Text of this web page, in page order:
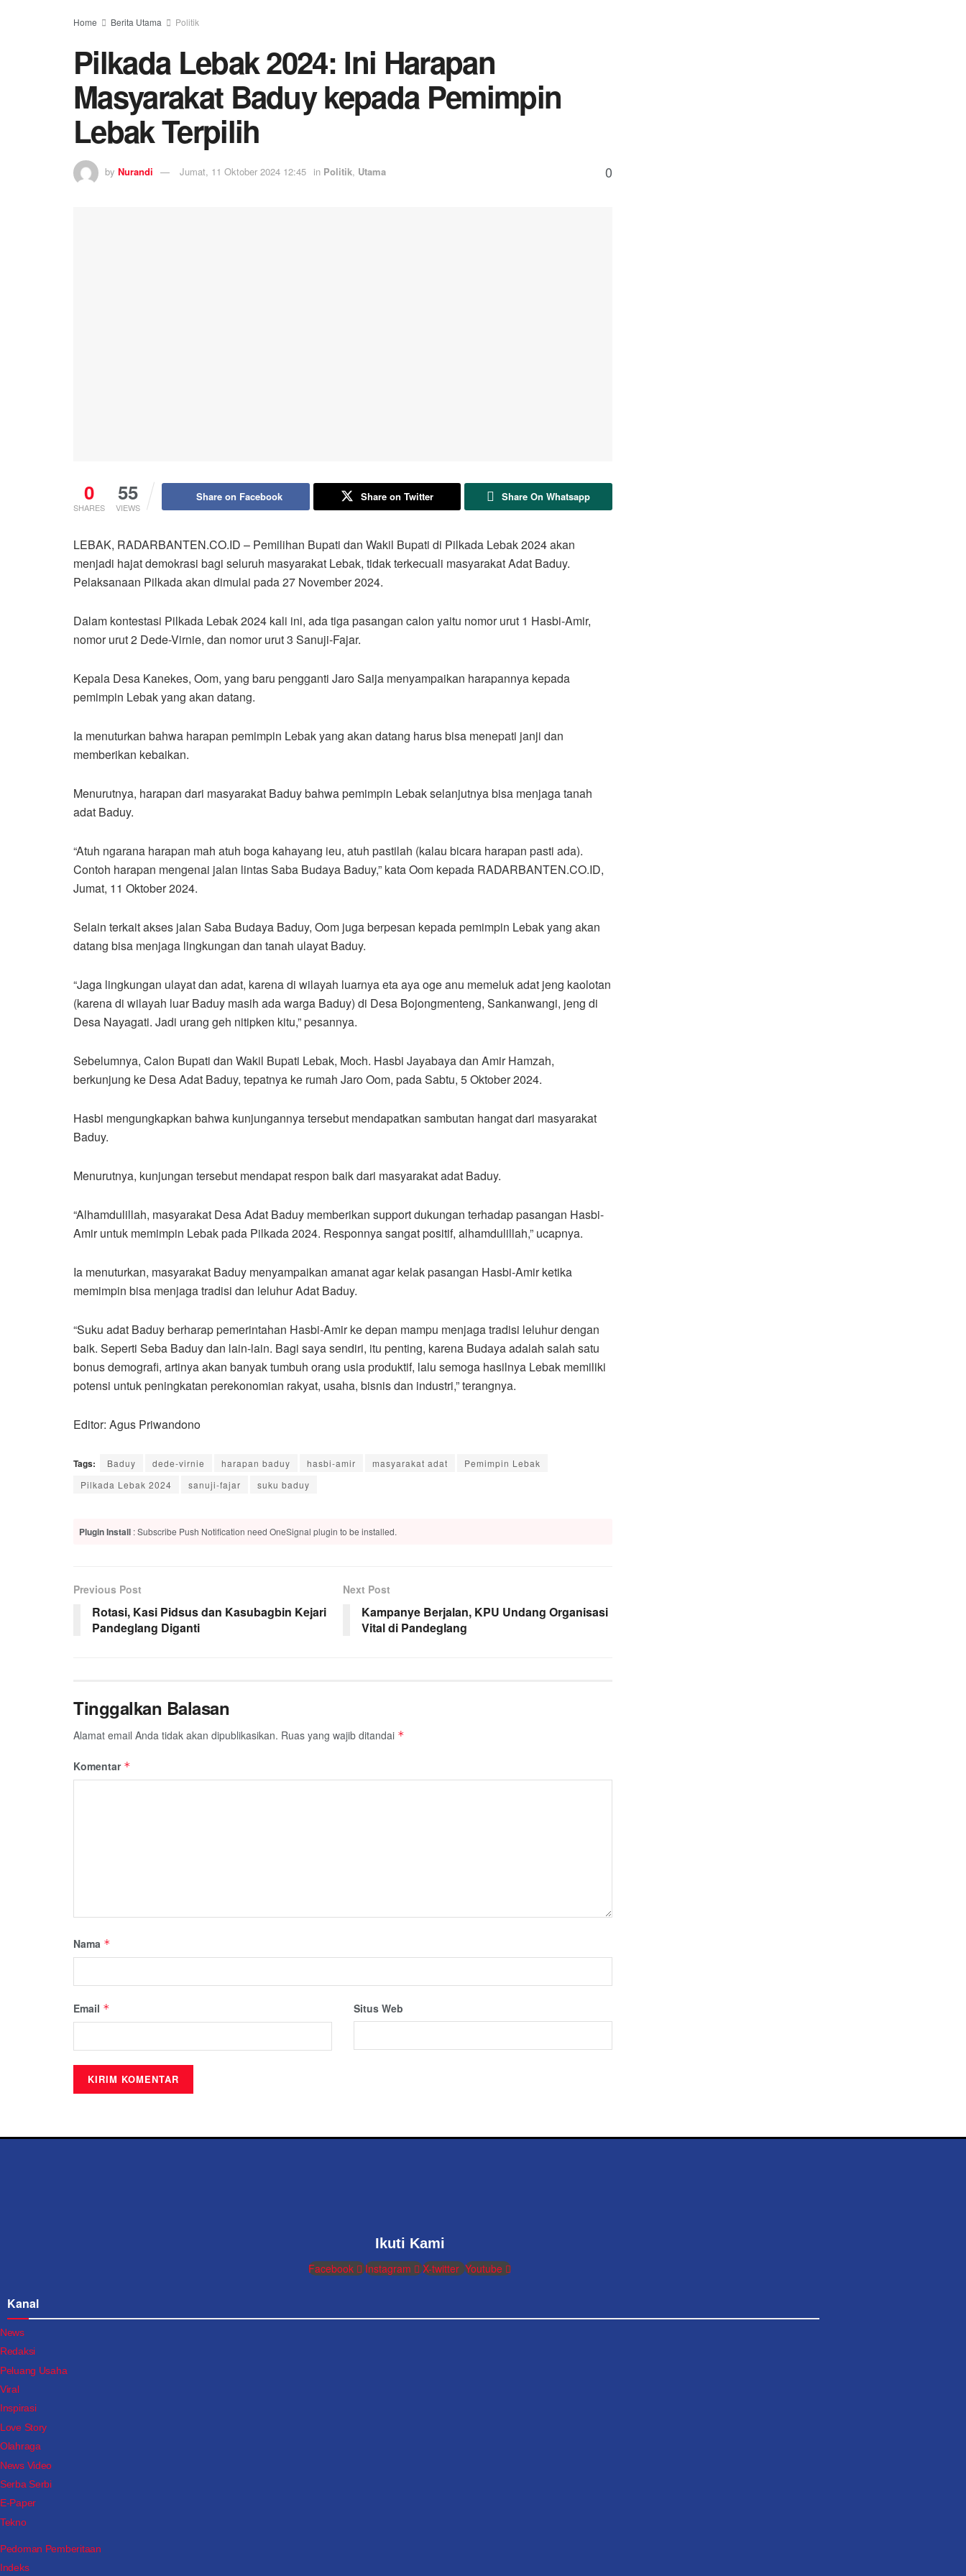
Home Berita Utama Politik
Pilkada Lebak 2024: Ini Harapan
Masyarakat Baduy kepada Pemimpin
Lebak Terpilih
by Nurandi Jumat, 11 Oktober 2024 12:45 in Politik, Utama 0
0
SHARES
55
VIEWS
Share on Facebook Share on Twitter Share On Whatsapp
LEBAK, RADARBANTEN.CO.ID – Pemilihan Bupati dan Wakil Bupati di Pilkada Lebak 2024 akan
menjadi hajat demokrasi bagi seluruh masyarakat Lebak, tidak terkecuali masyarakat Adat Baduy.
Pelaksanaan Pilkada akan dimulai pada 27 November 2024.
Dalam kontestasi Pilkada Lebak 2024 kali ini, ada tiga pasangan calon yaitu nomor urut 1 Hasbi-Amir,
nomor urut 2 Dede-Virnie, dan nomor urut 3 Sanuji-Fajar.
Kepala Desa Kanekes, Oom, yang baru pengganti Jaro Saija menyampaikan harapannya kepada
pemimpin Lebak yang akan datang.
Ia menuturkan bahwa harapan pemimpin Lebak yang akan datang harus bisa menepati janji dan
memberikan kebaikan.
Menurutnya, harapan dari masyarakat Baduy bahwa pemimpin Lebak selanjutnya bisa menjaga tanah
adat Baduy.
“Atuh ngarana harapan mah atuh boga kahayang ieu, atuh pastilah (kalau bicara harapan pasti ada).
Contoh harapan mengenai jalan lintas Saba Budaya Baduy,” kata Oom kepada RADARBANTEN.CO.ID,
Jumat, 11 Oktober 2024.
Selain terkait akses jalan Saba Budaya Baduy, Oom juga berpesan kepada pemimpin Lebak yang akan
datang bisa menjaga lingkungan dan tanah ulayat Baduy.
“Jaga lingkungan ulayat dan adat, karena di wilayah luarnya eta aya oge anu memeluk adat jeng kaolotan
(karena di wilayah luar Baduy masih ada warga Baduy) di Desa Bojongmenteng, Sankanwangi, jeng di
Desa Nayagati. Jadi urang geh nitipken kitu,” pesannya.
Sebelumnya, Calon Bupati dan Wakil Bupati Lebak, Moch. Hasbi Jayabaya dan Amir Hamzah,
berkunjung ke Desa Adat Baduy, tepatnya ke rumah Jaro Oom, pada Sabtu, 5 Oktober 2024.
Hasbi mengungkapkan bahwa kunjungannya tersebut mendapatkan sambutan hangat dari masyarakat
Baduy.
Menurutnya, kunjungan tersebut mendapat respon baik dari masyarakat adat Baduy.
“Alhamdulillah, masyarakat Desa Adat Baduy memberikan support dukungan terhadap pasangan Hasbi-
Amir untuk memimpin Lebak pada Pilkada 2024. Responnya sangat positif, alhamdulillah,” ucapnya.
Ia menuturkan, masyarakat Baduy menyampaikan amanat agar kelak pasangan Hasbi-Amir ketika
memimpin bisa menjaga tradisi dan leluhur Adat Baduy.
“Suku adat Baduy berharap pemerintahan Hasbi-Amir ke depan mampu menjaga tradisi leluhur dengan
baik. Seperti Seba Baduy dan lain-lain. Bagi saya sendiri, itu penting, karena Budaya adalah salah satu
bonus demografi, artinya akan banyak tumbuh orang usia produktif, lalu semoga hasilnya Lebak memiliki
potensi untuk peningkatan perekonomian rakyat, usaha, bisnis dan industri,” terangnya.
Editor: Agus Priwandono
Tags: Baduy dede-virnie harapan baduy hasbi-amir masyarakat adat
Pemimpin Lebak
Pilkada Lebak 2024
sanuji-fajar suku baduy
Plugin Install : Subscribe Push Notification need OneSignal plugin to be installed.
Previous Post
Rotasi, Kasi Pidsus dan Kasubagbin Kejari
Pandeglang Diganti
Next Post
Kampanye Berjalan, KPU Undang Organisasi
Vital di Pandeglang
Tinggalkan Balasan
Alamat email Anda tidak akan dipublikasikan. Ruas yang wajib ditandai *
Komentar *
Nama *
Email * Situs Web
Ikuti Kami
Facebook Instagram X-twitter Youtube
Kanal
News
Redaksi
Peluang Usaha
Viral
Inspirasi
Love Story
Olahraga
News Video
Serba Serbi
E-Paper
Tekno
Pedoman Pemberitaan
Indeks